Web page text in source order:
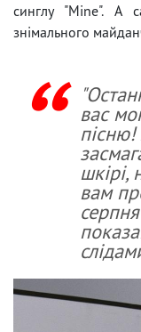
синглу "Mine". А
знімального
вас
шкірі,
вам